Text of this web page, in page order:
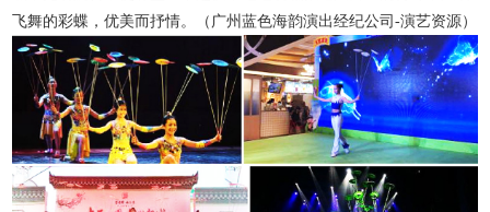
飞舞的彩蝶，优美而抒情。（广州蓝色海韵演出经纪公司-演艺资源）